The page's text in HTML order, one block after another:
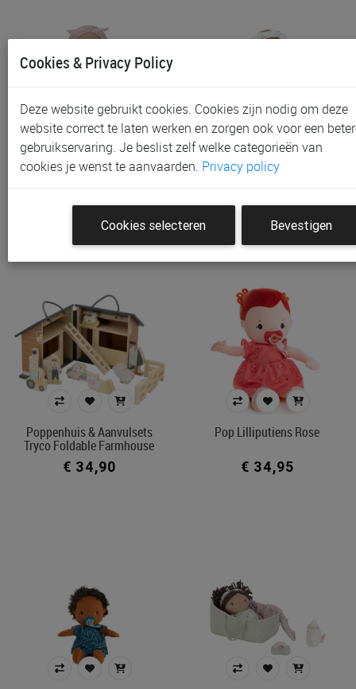
Pop Little Dutch Babypop Pop Little Dutch Babypop
Noa
Poppenhuis & Aanvulsets
Tryco Foldable Farmhouse
€ 34,90
Pop Lilliputiens Rose
€ 34,95
Cookies & Privacy Policy
Deze website gebruikt cookies. Cookies zijn nodig om deze
website correct te laten werken en zorgen ook voor een
gebruikservaring. Je beslist zelf welke categorieën van
cookies je wenst te aanvaarden. Privacy policy
Cookies selecteren Bevestigen